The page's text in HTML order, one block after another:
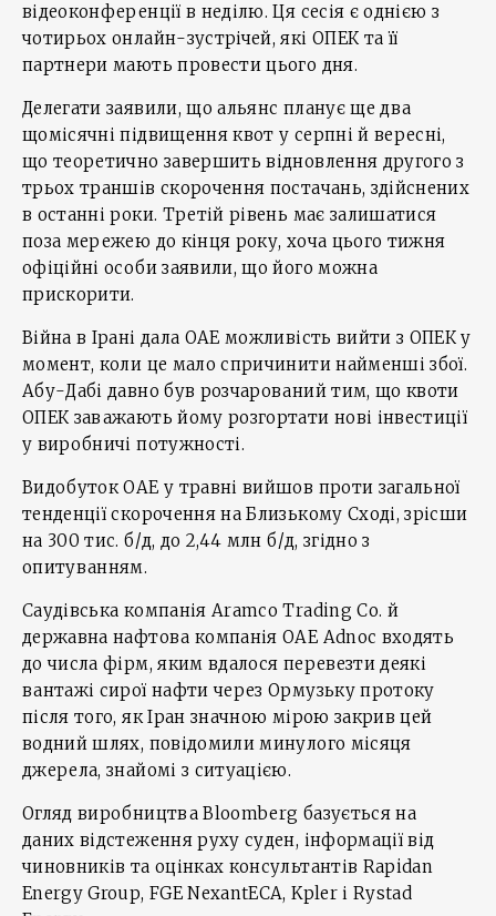
відеоконференції в неділю. Ця сесія є однією з
чотирьох онлайн-зустрічей, які ОПЕК та її
партнери мають провести цього дня.
Делегати заявили, що альянс планує ще два
щомісячні підвищення квот у серпні й вересні,
що теоретично завершить відновлення другого з
трьох траншів скорочення постачань, здійснених
в останні роки. Третій рівень має залишатися
поза мережею до кінця року, хоча цього тижня
офіційні особи заявили, що його можна
прискорити.
Війна в Ірані дала ОАЕ можливість вийти з ОПЕК у
момент, коли це мало спричинити найменші збої.
Абу-Дабі давно був розчарований тим, що квоти
ОПЕК заважають йому розгортати нові інвестиції
у виробничі потужності.
Видобуток ОАЕ у травні вийшов проти загальної
тенденції скорочення на Близькому Сході, зрісши
на 300 тис. б/д, до 2,44 млн б/д, згідно з
опитуванням.
Саудівська компанія Aramco Trading Co. й
державна нафтова компанія ОАЕ Adnoc входять
до числа фірм, яким вдалося перевезти деякі
вантажі сирої нафти через Ормузьку протоку
після того, як Іран значною мірою закрив цей
водний шлях, повідомили минулого місяця
джерела, знайомі з ситуацією.
Огляд виробництва Bloomberg базується на
даних відстеження руху суден, інформації від
чиновників та оцінках консультантів Rapidan
Energy Group, FGE NexantECA, Kpler і Rystad